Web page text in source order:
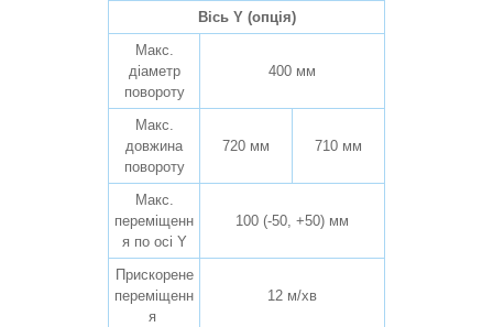
Вісь Y (опція)
Макс.
діаметр
повороту
400 мм
Макс.
довжина
повороту
720 мм 710 мм
Макс.
переміщенн
я по осі Y
100 (-50, +50) мм
Прискорене
переміщенн
я
12 м/хв